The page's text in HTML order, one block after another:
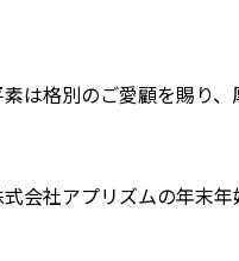
は格別のご愛顧を賜り、
会社アプリズムの年末年